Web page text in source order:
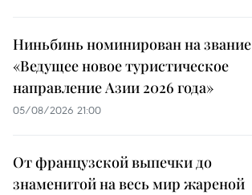
Ниньбинь номинирован на звание
«Ведущее новое туристическое
направление Азии 2026 года»
05/08/2026 21:00
От французской выпечки до
знаменитой на весь мир жареной